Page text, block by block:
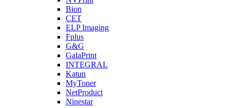
Bion
CET
ELP Imaging
Fplus
G&G
GalaPrint
INTEGRAL
Katun
MyToner
NetProduct
Ninestar